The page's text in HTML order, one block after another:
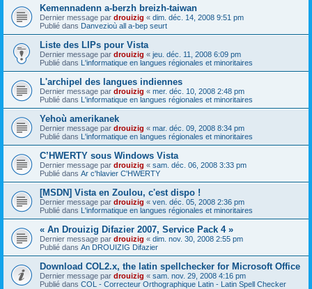
Kemennadenn a-berzh breizh-taiwan
Dernier message par drouizig « dim. déc. 14, 2008 9:51 pm
Publié dans Danvezioù all a-bep seurt
Liste des LIPs pour Vista
Dernier message par drouizig « jeu. déc. 11, 2008 6:09 pm
Publié dans L'informatique en langues régionales et minoritaires
L'archipel des langues indiennes
Dernier message par drouizig « mer. déc. 10, 2008 2:48 pm
Publié dans L'informatique en langues régionales et minoritaires
Yehoù amerikanek
Dernier message par drouizig « mar. déc. 09, 2008 8:34 pm
Publié dans L'informatique en langues régionales et minoritaires
C’HWERTY sous Windows Vista
Dernier message par drouizig « sam. déc. 06, 2008 3:33 pm
Publié dans Ar c'hlavier C'HWERTY
[MSDN] Vista en Zoulou, c'est dispo !
Dernier message par drouizig « ven. déc. 05, 2008 2:36 pm
Publié dans L'informatique en langues régionales et minoritaires
« An Drouizig Difazier 2007, Service Pack 4 »
Dernier message par drouizig « dim. nov. 30, 2008 2:55 pm
Publié dans An DROUIZIG Difazier
Download COL2.x, the latin spellchecker for Microsoft Office
Dernier message par drouizig « sam. nov. 29, 2008 4:16 pm
Publié dans COL - Correcteur Orthographique Latin - Latin Spell Checker